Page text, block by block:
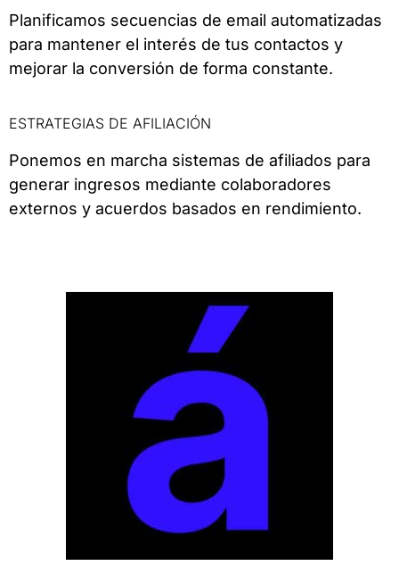
Planificamos secuencias de email automatizadas
para mantener el interés de tus contactos y
mejorar la conversión de forma constante.
ESTRATEGIAS DE AFILIACIÓN
Ponemos en marcha sistemas de afiliados para
generar ingresos mediante colaboradores
externos y acuerdos basados en rendimiento.